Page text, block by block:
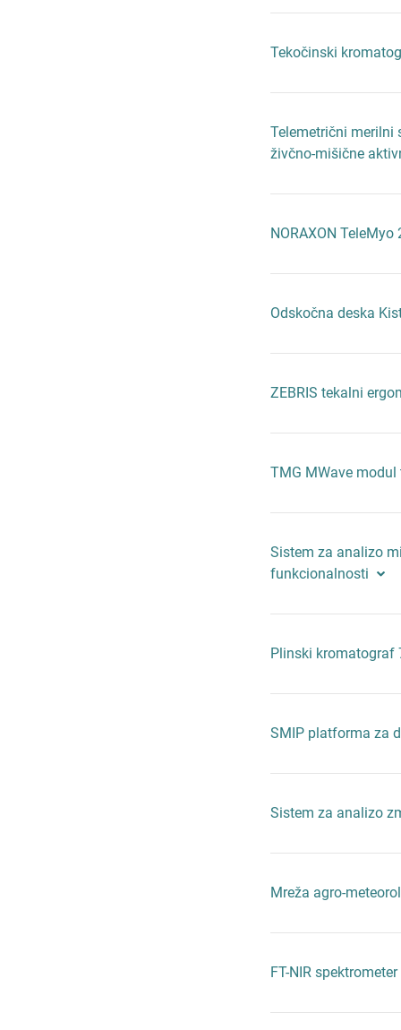
Tekočinski
Telemetrični merilni
živčno-mišične
NORAXON
Odskočna deska
ZEBRIS tekalni
TMG MWave
Sistem za analizo
funkcionalnosti
Plinski kromatograf
SMIP platforma za
Sistem za analizo
Mreža agro-
FT-NIR